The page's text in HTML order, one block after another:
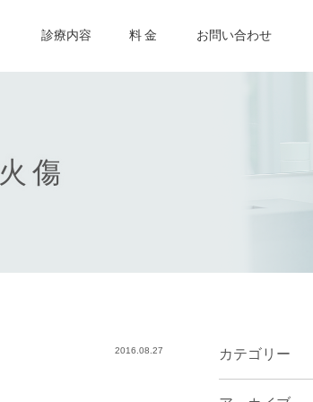
診療内容 料 金 お問い合わせ
火傷
カテゴリー
2016.08.27